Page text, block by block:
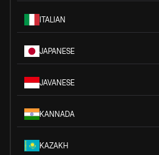
ITALIAN
JAPANESE
JAVANESE
KANNADA
KAZAKH